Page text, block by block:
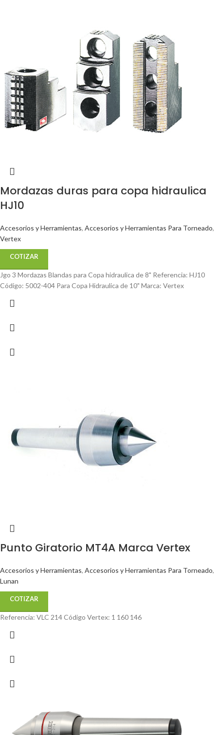
Mordazas duras para copa hidraulica
HJ10
Accesorios y Herramientas, Accesorios y Herramientas Para Torneado,
Vertex
COTIZAR
Jgo 3 Mordazas Blandas para Copa hidraulica de 8" Referencia: HJ10
Código: 5002-404 Para Copa Hidraulica de 10" Marca: Vertex
Punto Giratorio MT4A Marca Vertex
Accesorios y Herramientas, Accesorios y Herramientas Para Torneado,
Lunan
COTIZAR
Referencia: VLC 214 Código Vertex: 1 160 146